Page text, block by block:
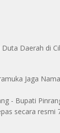
Duta Daerah di
Jaga
- Bupati
secara resmi